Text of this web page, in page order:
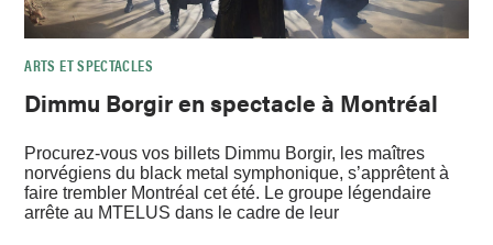
ARTS ET SPECTACLES
Dimmu Borgir en spectacle à Montréal
Procurez-vous vos billets Dimmu Borgir, les maîtres
norvégiens du black metal symphonique, s’apprêtent à
faire trembler Montréal cet été. Le groupe légendaire
arrête au MTELUS dans le cadre de leur